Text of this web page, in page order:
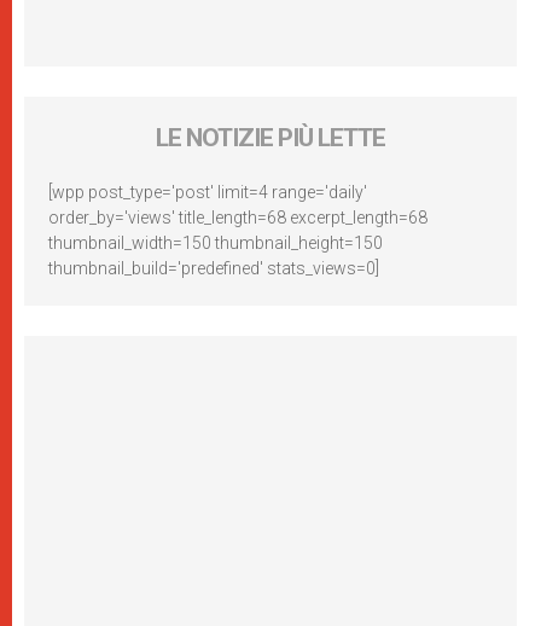
LE NOTIZIE PIÙ LETTE
[wpp post_type='post' limit=4 range='daily'
order_by='views' title_length=68 excerpt_length=68
thumbnail_width=150 thumbnail_height=150
thumbnail_build='predefined' stats_views=0]